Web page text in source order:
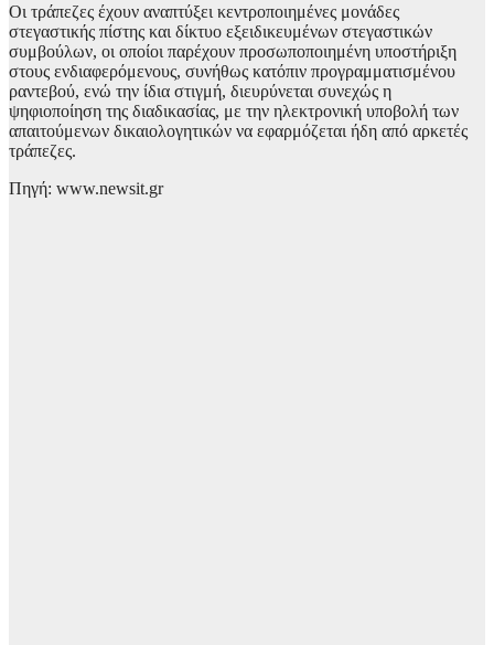
Οι τράπεζες έχουν αναπτύξει κεντροποιημένες μονάδες
στεγαστικής πίστης και δίκτυο εξειδικευμένων στεγαστικών
συμβούλων, οι οποίοι παρέχουν προσωποποιημένη υποστήριξη
στους ενδιαφερόμενους, συνήθως κατόπιν προγραμματισμένου
ραντεβού, ενώ την ίδια στιγμή, διευρύνεται συνεχώς η
ψηφιοποίηση της διαδικασίας, με την ηλεκτρονική υποβολή των
απαιτούμενων δικαιολογητικών να εφαρμόζεται ήδη από αρκετές
τράπεζες.
Πηγή: www.newsit.gr